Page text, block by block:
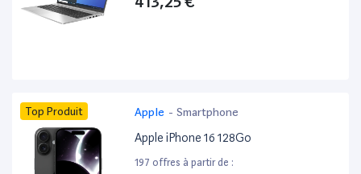
Top Produit Apple - Smartphone
Apple iPhone 16 128Go
197 offres à partir de :